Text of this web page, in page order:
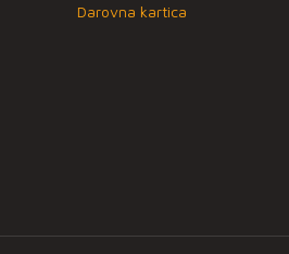
Darovna kartica